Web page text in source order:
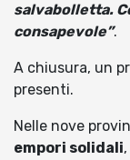
salvabolletta.
consapevole”.
A chiusura, un
presenti.
Nelle nove
empori solidali